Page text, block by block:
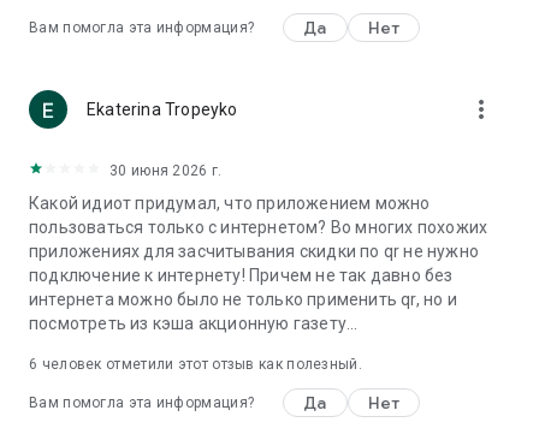
Вам помогла эта информация? Да Нет
Ekaterina Tropeyko more_vert
30 июня 2026 г.
Какой идиот придумал, что приложением можно
пользоваться только с интернетом? Во многих похожих
приложениях для засчитывания скидки по qr не нужно
подключение к интернету! Причем не так давно без
интернета можно было не только применить qr, но и
посмотреть из кэша акционную газету...
6 человек отметили этот отзыв как полезный.
Вам помогла эта информация? Да Нет